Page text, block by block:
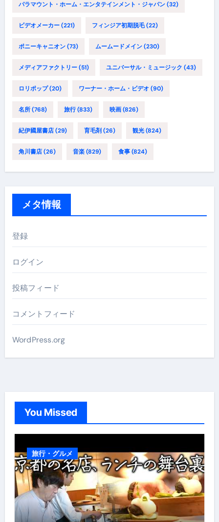
パラマウント・ホーム・エンタテインメント・ジャパン(32)
ビデオメーカー(221) フィンジア初期脱毛(22)
ポニーキャニオン(73) ムームードメイン(230)
メディアファクトリー(51) ユニバーサル・ミュージック (43)
ロリポップ(20) ワーナー・ホーム・ビデオ (90)
名所(768) 旅行(833) 映画(826)
紀伊國屋書店(29) 育毛剤 (26) 観光(824)
角川書店(26) 音楽(829) 食事(824)
メタ情報
登録
ログイン
投稿フィード
コメントフィード
WordPress.org
You Missed
旅行・グルメ